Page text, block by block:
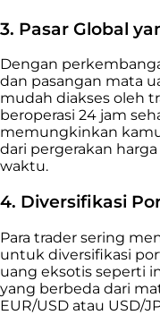
3. Pasar Global
Dengan
dan pasangan mata
mudah diakses oleh
beroperasi 24 jam
memungkinkan
dari pergerakan
waktu.
4. Diversifikasi
Para trader sering
untuk diversifikasi
uang eksotis seperti
yang berbeda dari
EUR/USD atau USD/